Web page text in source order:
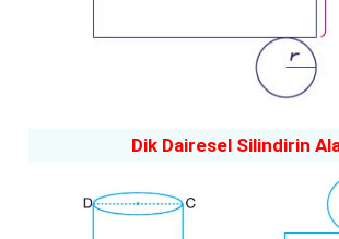
Dik Dairesel Silindirin